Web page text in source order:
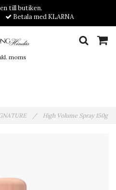
till butiken.
Betala med KLARNA
moms
/ High Volume Spray 150g